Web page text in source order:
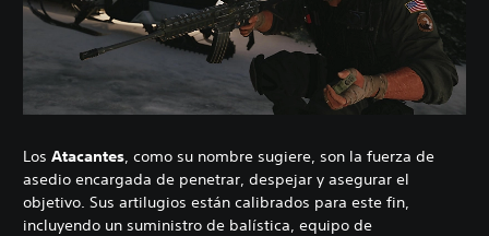
Los Atacantes , como su nombre sugiere, son la fuerza de
asedio encargada de penetrar, despejar y asegurar el
objetivo. Sus artilugios están calibrados para este fin,
incluyendo un suministro de balística, equipo de